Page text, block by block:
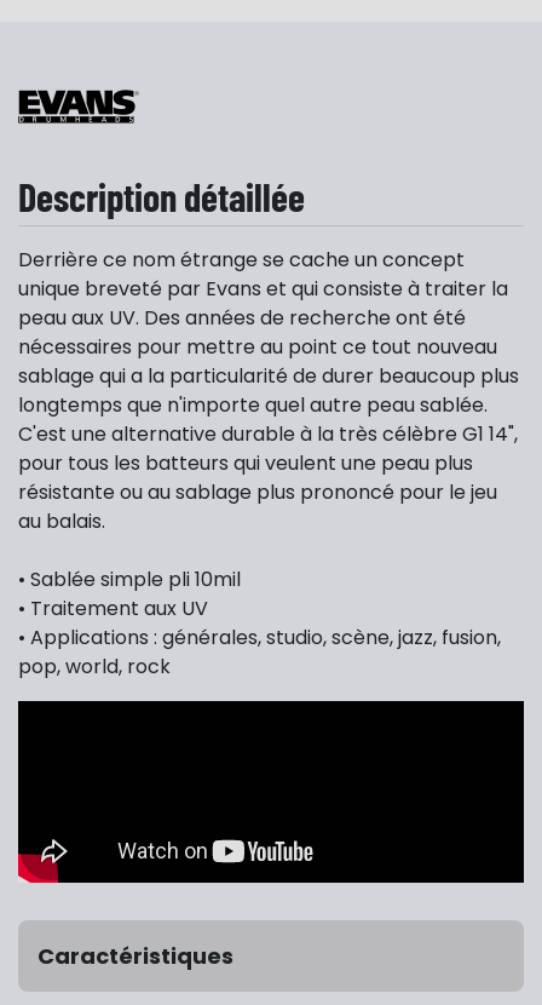
Description détaillée
Derrière ce nom étrange se cache un concept
unique breveté par Evans et qui consiste à traiter la
peau aux UV. Des années de recherche ont été
nécessaires pour mettre au point ce tout nouveau
sablage qui a la particularité de durer beaucoup plus
longtemps que n'importe quel autre peau sablée.
C'est une alternative durable à la très célèbre G1 14",
pour tous les batteurs qui veulent une peau plus
résistante ou au sablage plus prononcé pour le jeu
au balais.
• Sablée simple pli 10mil
• Traitement aux UV
• Applications : générales, studio, scène, jazz, fusion,
pop, world, rock
Caractéristiques